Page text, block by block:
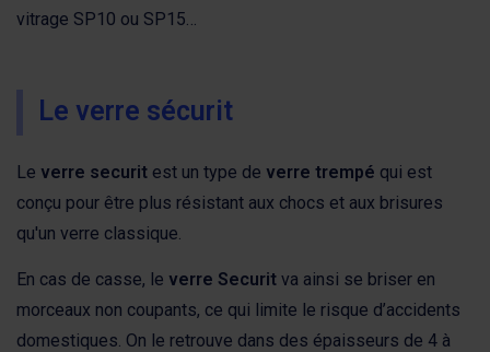
vitrage SP10 ou SP15…
Le verre sécurit
Le verre securit est un type de verre trempé qui est
conçu pour être plus résistant aux chocs et aux brisures
qu'un verre classique.
En cas de casse, le verre Securit va ainsi se briser en
morceaux non coupants, ce qui limite le risque d’accidents
domestiques. On le retrouve dans des épaisseurs de 4 à